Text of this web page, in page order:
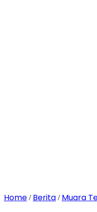
Home / Berita / Muara